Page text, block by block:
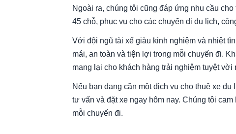
Ngoài ra, chúng tôi cũng đáp ứng nhu cầu
45 chỗ, phục vụ cho các chuyến đi du lịch,
Với đội ngũ tài xế giàu kinh nghiệm và nhiệt
mái, an toàn và tiện lợi trong mỗi chuyến đi.
mang lại cho khách hàng trải nghiệm tuyệt vời
Nếu bạn đang cần một dịch vụ cho thuê xe
tư vấn và đặt xe ngay hôm nay. Chúng tôi
mỗi chuyến đi.